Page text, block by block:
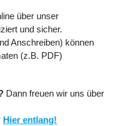
über unser
und sicher.
Anschreiben) können
(z.B. PDF)
Dann freuen wir uns über
Hier entlang!